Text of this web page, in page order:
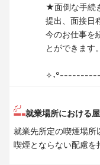
★面倒な手続
提出、面接日
今のお仕事を
とができます。
就業場所における
就業先所定の喫煙場所
喫煙とならない配慮を